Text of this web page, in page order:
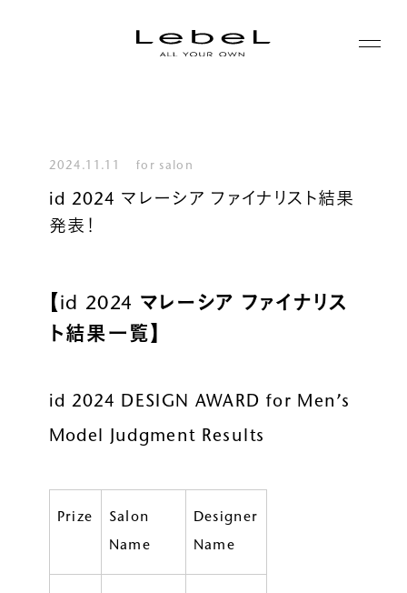
コンセプト
ヒストリー
シリーズ一覧
JOURNAL
SALON LIST
for SALON
2024.11.11 for salon
id 2024 マレーシア ファイナリスト結果
発表！
【id 2024 マレーシア ファイナリス
ト結果一覧】
id 2024 DESIGN AWARD for Men’s
Model Judgment Results
Prize Salon
Name
Designer
Name